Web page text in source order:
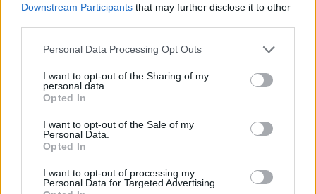
Downstream Participants that may further disclose it to other
Personal Data Processing Opt Outs
I want to opt-out of the Sharing of my
personal data.
Opted In
I want to opt-out of the Sale of my
Personal Data.
Opted In
I want to opt-out of processing my
Personal Data for Targeted Advertising.